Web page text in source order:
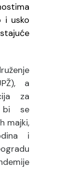
i usko
Ž), a
za
bi se
majki,
i